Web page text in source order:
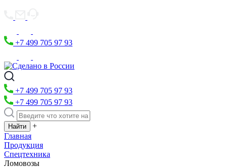
+7 499 705 97 93
+7 499 705 97 93
+7 499 705 97 93
+
Главная
Продукция
Спецтехника
Ломовозы